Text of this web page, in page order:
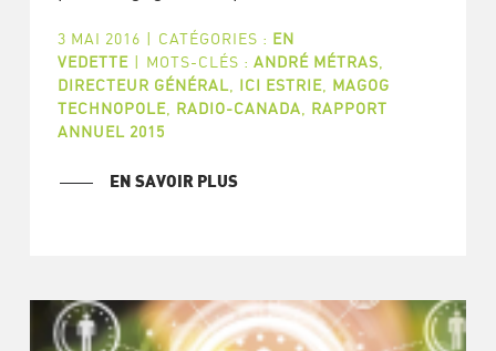
3 MAI 2016 | CATÉGORIES : EN
VEDETTE | MOTS-CLÉS : ANDRÉ MÉTRAS,
DIRECTEUR GÉNÉRAL, ICI ESTRIE, MAGOG
TECHNOPOLE, RADIO-CANADA, RAPPORT
ANNUEL 2015
EN SAVOIR PLUS